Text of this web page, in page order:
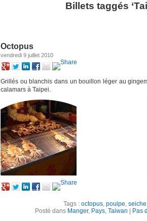
Billets taggés
Octopus
vendredi 9 juillet 2010
Grillés ou blanchis dans un bouillon léger au
calamars à Taipei.
Tags : octopus, poulpe, seiche
Posté dans Manger, Pays, Taiwan Pas